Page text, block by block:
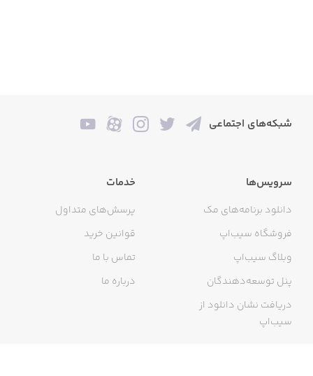
شبکه‌های اجتماعی
سرویس‌ها
دانلود برنامه‌های مک
فروشگاه سیب‌اپ
وبلاگ سیب‌اپ
پنل توسعه‌دهندگان
دریافت نشان دانلود از
سیب‌اپ
خدمات
پرسش‌های متداول
قوانین خرید
تماس با ما
درباره ما